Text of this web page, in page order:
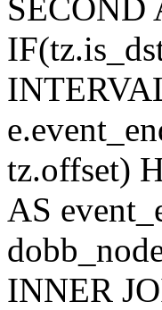
SECOND
tz.offset)
AS
INNER